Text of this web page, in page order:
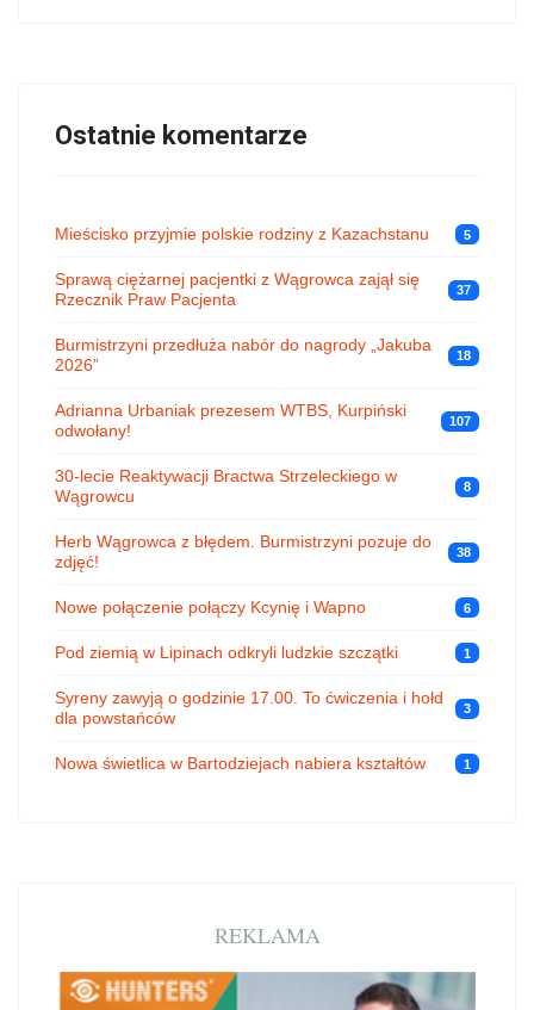
Ostatnie komentarze
Mieścisko przyjmie polskie rodziny z Kazachstanu 5
Sprawą ciężarnej pacjentki z Wągrowca zajął się
Rzecznik Praw Pacjenta
37
Burmistrzyni przedłuża nabór do nagrody „Jakuba
2026”
18
Adrianna Urbaniak prezesem WTBS, Kurpiński
odwołany!
107
30-lecie Reaktywacji Bractwa Strzeleckiego w
Wągrowcu
8
Herb Wągrowca z błędem. Burmistrzyni pozuje do
zdjęć!
38
Nowe połączenie połączy Kcynię i Wapno 6
Pod ziemią w Lipinach odkryli ludzkie szczątki 1
Syreny zawyją o godzinie 17.00. To ćwiczenia i hołd
dla powstańców
3
Nowa świetlica w Bartodziejach nabiera kształtów 1
REKLAMA